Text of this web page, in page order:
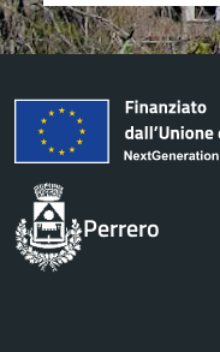
Perrero